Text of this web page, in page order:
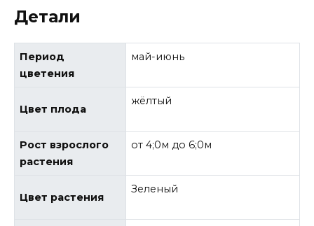
Детали
Период
цветения
май-июнь
Цвет плода
жёлтый
Рост взрослого
растения
от 4;0м до 6;0м
Цвет растения
Зеленый